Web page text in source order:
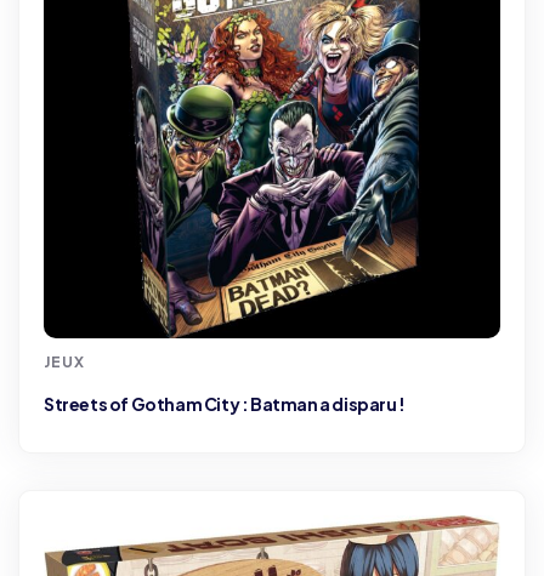
JEUX
Streets of Gotham City : Batman a disparu !